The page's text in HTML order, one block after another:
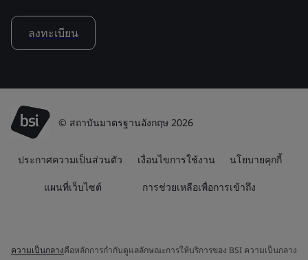
ลงทะเบียน
© สถาบันมาตรฐานอังกฤษ 2026
ประกาศความเป็นส่วนตัว เงื่อนไขการใช้งาน นโยบายคุกกี้
แผนที่เว็บไซต์ การช่วยเหลือเพื่อการเข้าถึง
ความเป็นกลางคือหลักการกำกับดูแลลักษณะการให้บริการของ BSI ความเป็นกลาง